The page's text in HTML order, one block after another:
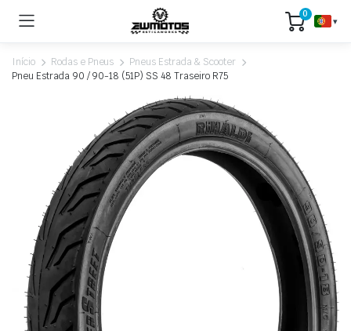
0
▾
Início Rodas e Pneus
Pneus Estrada & Scooter
Pneu Estrada 90 / 90-18 (51P) SS 48 Traseiro R75